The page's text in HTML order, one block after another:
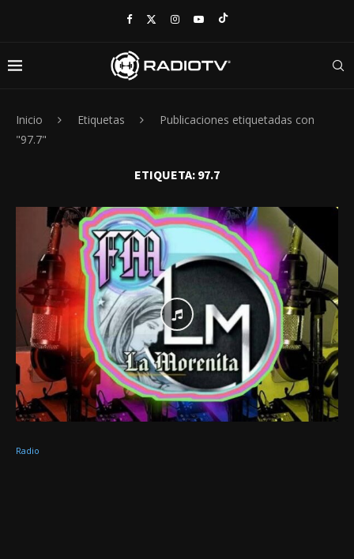
Inicio Etiquetas
Publicaciones etiquetadas con
"97.7"
ETIQUETA: 97.7
Radio